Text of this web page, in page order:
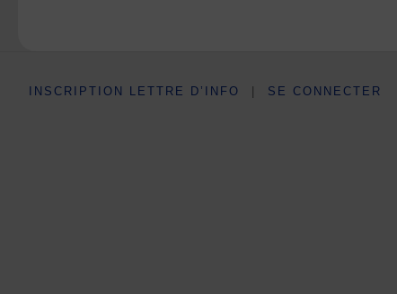
INSCRIPTION LETTRE D’INFO SE CONNECTER